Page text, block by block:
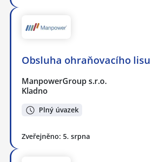
Obsluha ohraňovacího lisu
ManpowerGroup s.r.o.
Kladno
Plný úvazek
Zveřejněno: 5. srpna